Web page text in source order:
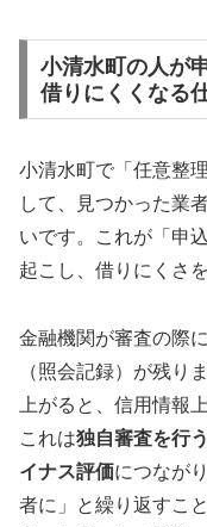
小清水町の人が
借りにくくなる
小清水町で「任意整
して、見つかった業
いです。これが「申
起こし、借りにくさ
金融機関が審査の際
（照会記録）が残り
上がると、信用情報
これは独自審査を行
イナス評価につなが
者に」と繰り返すこ